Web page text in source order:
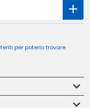
per poterlo trovare